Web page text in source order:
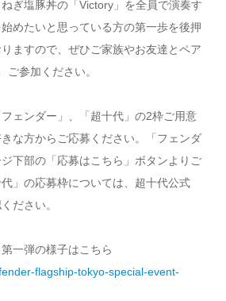
ぎ塩豚丼の「Victory」を全員で演奏す
めたいと思っている方の第一歩を後押
ますので、ぜひご家族やお友達とペア
ご参加ください。
ェンダー」、「超十代」の2枠ご用意
な方からご応募ください。「フェンダ
下部の「応募はこちら」ボタンよりご
」の応募枠については、超十代公式
ださい。
一弾の様子はこちら
flagship-tokyo-special-event-